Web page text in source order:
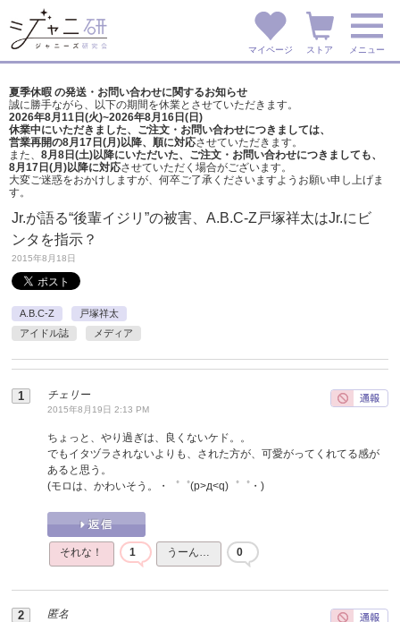
マイページ ストア メニュー
夏季休暇 の発送・お問い合わせに関するお知らせ
誠に勝手ながら、以下の期間を休業とさせていただきます。
2026年8月11日(火)~2026年8月16日(日)
休業中にいただきました、ご注文・お問い合わせにつきましては、
営業再開の8月17日(月)以降、順に対応させていただきます。
また、 8月8日(土)以降にいただいた、ご注文・ お問い合わせにつきましても、
8月17日(月)以降に対応させていただく場合がございます。
大変ご迷惑をおかけしますが、 何卒ご了承くださいますようお願い申し上げま
す。
Jr.が語る“後輩イジリ”の被害、A.B.C-Z戸塚祥太はJr.にビ
ンタを指示？
2015年8月18日
A.B.C-Z
戸塚祥太
アイドル誌
メディア
チェリー
2015年8月19日 2:13 PM
ちょっと、やり過ぎは、良くないケド。。
でもイタヅラされないよりも、された方が、可愛がってくれてる感が
あると思う。
(モロは、かわいそう。・゜゜(p>д<q)゜゜・)
それな！ 1 うーん… 0
匿名